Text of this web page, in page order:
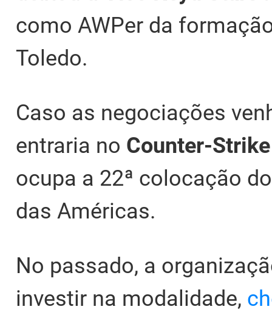
como AWPer da
Toledo.
Caso as negociações
entraria no Counter-
ocupa a 22ª colocação do
das Américas.
No passado, a
investir na modalidade,